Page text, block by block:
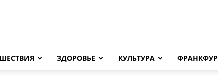
ЗДОРОВЬЕ КУЛЬТУРА